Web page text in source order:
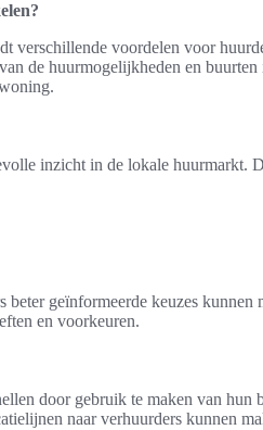
verschillende voordelen voor
de huurmogelijkheden en
inzicht in de lokale huurmarkt.
geïnformeerde keuzes kunnen
en voorkeuren.
door gebruik te maken van hun
naar verhuurders kunnen